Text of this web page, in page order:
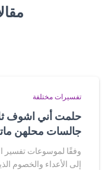
تفسيرات مختلفة
حلمت أني اشوف
جالسات محلهن
وفقًا لموسوعات تفسير
إلى الأعداء والخصوم